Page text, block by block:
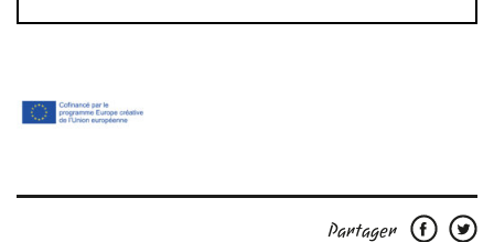
Partager